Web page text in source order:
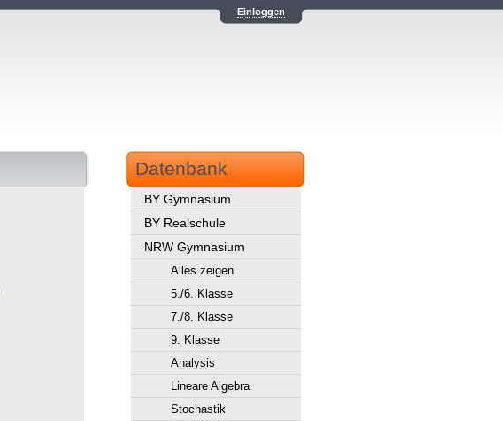
Einloggen
Datenbank
BY Gymnasium
BY Realschule
NRW Gymnasium
Alles zeigen
5./6. Klasse
7./8. Klasse
9. Klasse
Analysis
Lineare Algebra
Stochastik